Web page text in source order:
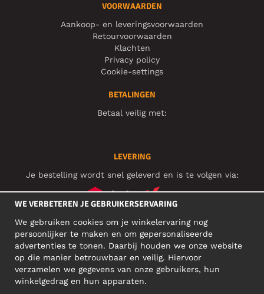
VOORWAARDEN
Aankoop- en leveringsvoorwaarden
Retourvoorwaarden
Klachten
Privacy policy
Cookie-settings
BETALINGEN
Betaal veilig met:
LEVERING
Je bestelling wordt snel geleverd en is te volgen via:
SOCIAL MEDIA
ZAKELIJK ADRES
WE VERBETEREN JE GEBRUIKERSERVARING
We gebruiken cookies om je winkelervaring nog
persoonlijker te maken en om gepersonaliseerde
advertenties te tonen. Daarbij houden we onze website
op die manier betrouwbaar en veilig. Hiervoor
verzamelen we gegevens van onze gebruikers, hun
winkelgedrag en hun apparaten.